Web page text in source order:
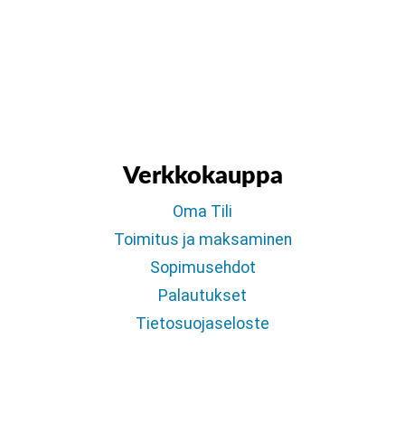
Verkkokauppa
Oma Tili
Toimitus ja maksaminen
Sopimusehdot
Palautukset
Tietosuojaseloste